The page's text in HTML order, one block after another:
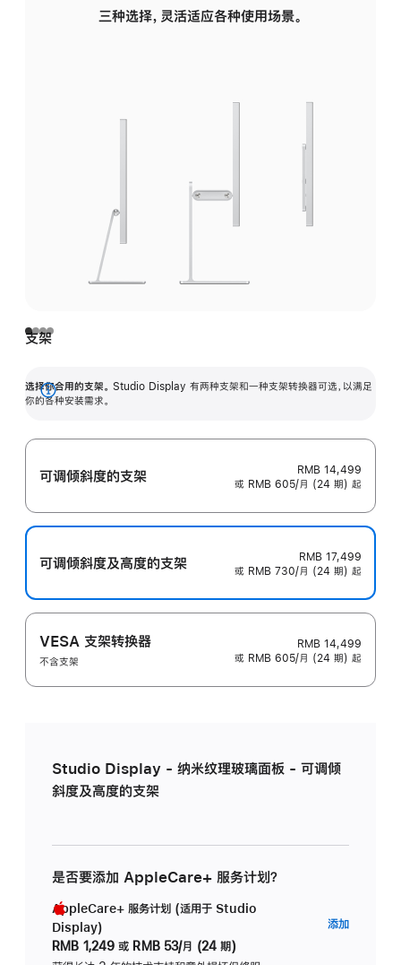
三种选择，灵活适应各种使用场景。
支架
选择你合用的支架。 Studio Display 有两种支架和一种支架转换器可选，以满足
你的各种安装需求。
展
可调倾斜度的支架
RMB 14,499
或 RMB 605/月 (24 期) 起
可调倾斜度及高‍度的支‍架
RMB 17,499
或 RMB 730/月 (24 期) 起
VESA 支架转换器
不含支架
RMB 14,499
或 RMB 605/月 (24 期) 起
Studio Display - 纳米纹理玻璃面板 - 可调倾
斜度及高度的支架
是否要添加 AppleCare+ 服务计划？
AppleCare+ 服务计划 (适用于 Studio
Display)
RMB 1,249 或 RMB 53/月 (24 期)
添加